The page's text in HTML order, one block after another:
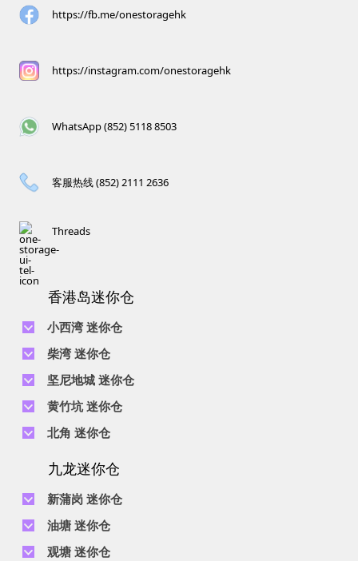
https://fb.me/onestoragehk
https://instagram.com/onestoragehk
WhatsApp (852) 5118 8503
客服热线 (852) 2111 2636
Threads
香港岛迷你仓
小西湾 迷你仓
电话 :2111 1062
地址 : 柴湾新业街5号王子工业大厦4楼
地址 : 柴湾新业街11号森龙工业大厦7楼B室
柴湾 迷你仓
电话 :2194 0038
地址 : 柴湾祥利街7号万峰工业大厦6楼C室
地址 : 柴湾利众街20号柴湾中心工业大厦6楼B室及14楼B1室
坚尼地城 迷你仓
电话 : 2623 0280
地址 : 坚尼地城士美菲路12P号祥兴工业大厦9楼
黄竹坑 迷你仓
电话 :2680 9691
地址 : 黄竹坑道18号瑞琪工业大厦14楼A室
电话 :2116 8113
北角 迷你仓
地址 : 香港屈臣道4-6号海景大厦B座10楼4&6室
九龙迷你仓
新蒲岗 迷你仓
电话 :2111 0509
地址 : 新蒲岗景福街106号太子工业大厦15楼B室
油塘 迷你仓
电话 :2623 0300
观塘 迷你仓